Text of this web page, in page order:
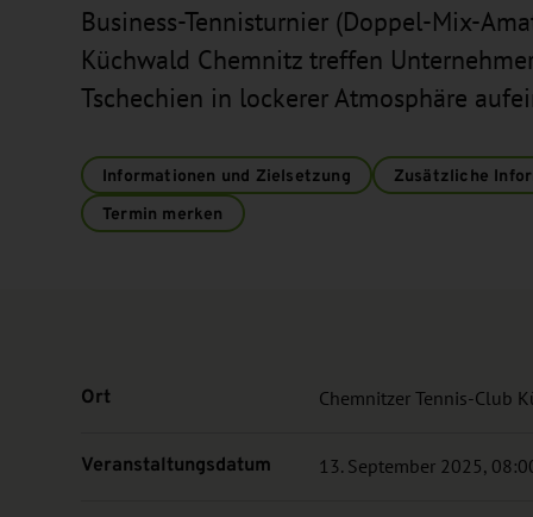
Business-Tennisturnier (Doppel-Mix-
Küchwald Chemnitz treffen
Tschechien in lockerer Atmosphäre
Informationen und Zielsetzung
Zusätzliche
Termin merken
Ort Chemnitzer Tennis-Club
Veranstaltungsdatum 13. September 2025,